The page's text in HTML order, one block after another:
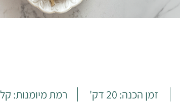
זמן הכנה: 20 דק' רמת מיומנות: קל